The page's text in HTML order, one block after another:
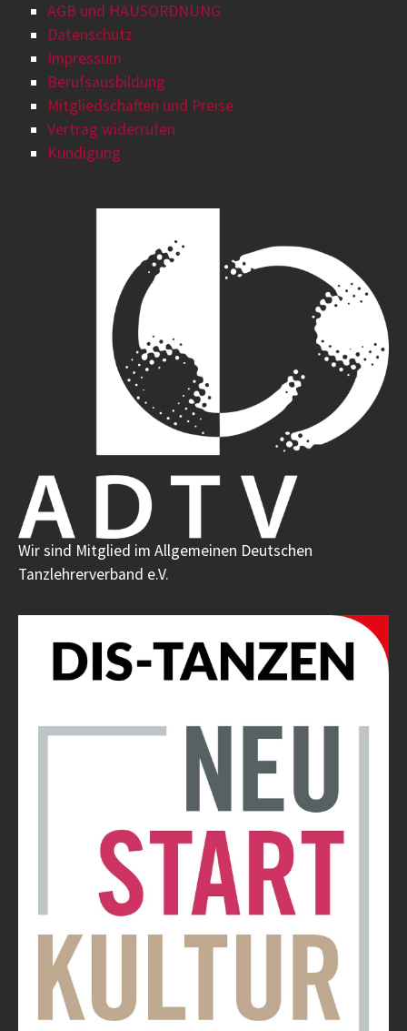
AGB und HAUSORDNUNG
Datenschutz
Impressum
Berufsausbildung
Mitgliedschaften und Preise
Vertrag widerrufen
Kündigung
Wir sind Mitglied im Allgemeinen Deutschen
Tanzlehrerverband e.V.